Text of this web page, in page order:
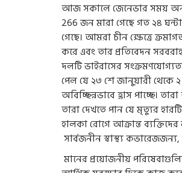
আজ সকালে জেনেভার সময়
266 জন মারা গেছে গত ২৪
গেছে। আমরা চীন ক্ষেত্রে
করে এবং তার প্রতিবেদন
দলটি ভাইরাসের
পেল যে ২৩ শে জানুয়ারী থেকে
অবিচ্ছিন্নভাবে হ্রাস পাচ্ছে।
তারা দেখতে পান যে মৃত্যুর
হালকা রোগে আক্রান্ত
সার্বজনীন স্বাস্থ্য
মানের প্রয়োজনীয়